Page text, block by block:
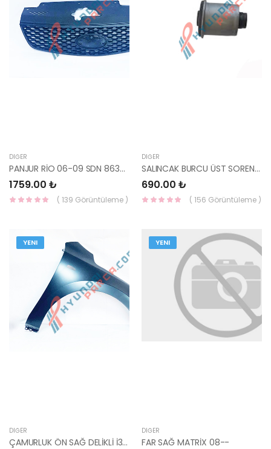
DIĞER
PANJUR RİO 06-09 SDN 86361-1G010-HMC
1759.00 ₺
( 139 Görüntüleme )
DIĞER
SALINCAK BURCU ÜST SORENTO 07- 54480-3E100-KORE
690.00 ₺
( 156 Görüntüleme )
YENI
DIĞER
ÇAMURLUK ÖN SAĞ DELİKLİ İ30 07-12 66321-2L030-YS
YENI
DIĞER
FAR SAĞ MATRİX 08--